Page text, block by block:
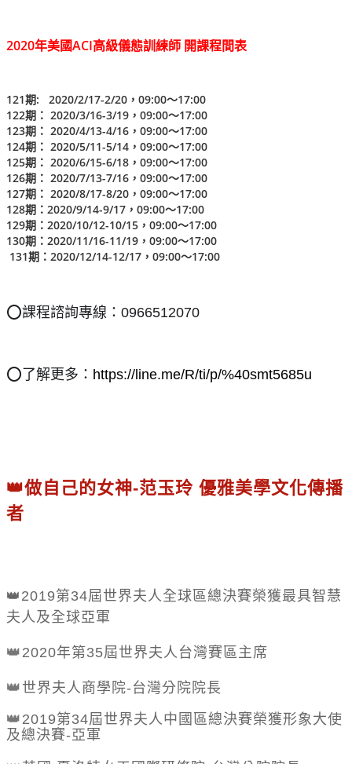
2020年美國ACI高級儀態訓練師 開課程間表
121期: 2020/2/17-2/20，09:00〜17:00
122期： 2020/3/16-3/19，09:00〜17:00
123期： 2020/4/13-4/16，09:00〜17:00
124期： 2020/5/11-5/14，09:00〜17:00
125期： 2020/6/15-6/18，09:00〜17:00
126期： 2020/7/13-7/16，09:00〜17:00
127期： 2020/8/17-8/20，09:00〜17:00
128期：2020/9/14-9/17，09:00〜17:00
129期：2020/10/12-10/15，09:00〜17:00
130期：2020/11/16-11/19，09:00〜17:00
131期：2020/12/14-12/17，09:00〜17:00
⭕️課程諮詢專線：0966512070
⭕️了解更多： https://line.me/R/ti/p/%40smt5685u
👑做自己的女神-范玉玲 優雅美學文化傳播
者
👑 2019第34屆世界夫人全球區總決賽榮獲最具智慧
夫人及全球亞軍
👑 2020年第35屆世界夫人台灣賽區主席
👑 世界夫人商學院-台灣分院院長
👑 2019第34屆世界夫人中國區總決賽榮獲形象大使
及總決賽-亞軍